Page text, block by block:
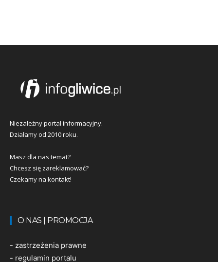
Niezależny portal informacyjny.
Działamy od 2010 roku.
Masz dla nas temat?
Chcesz się zareklamować?
Czekamy na kontakt!
O NAS | PROMOCJA
- zastrzeżenia prawne
- regulamin portalu